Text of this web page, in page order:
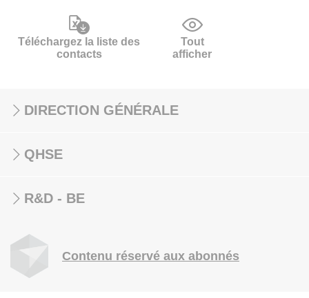
Téléchargez la liste des
contacts
Tout
afficher
DIRECTION GÉNÉRALE
QHSE
R&D - BE
Contenu réservé aux abonnés